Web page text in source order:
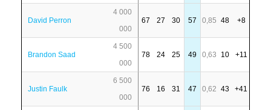
David Perron
4 000
000
67 27 30 57 0,85 48 +8
Brandon Saad
4 500
000
78 24 25 49 0,63 10 +11
Justin Faulk
6 500
000
76 16 31 47 0,62 43 +41